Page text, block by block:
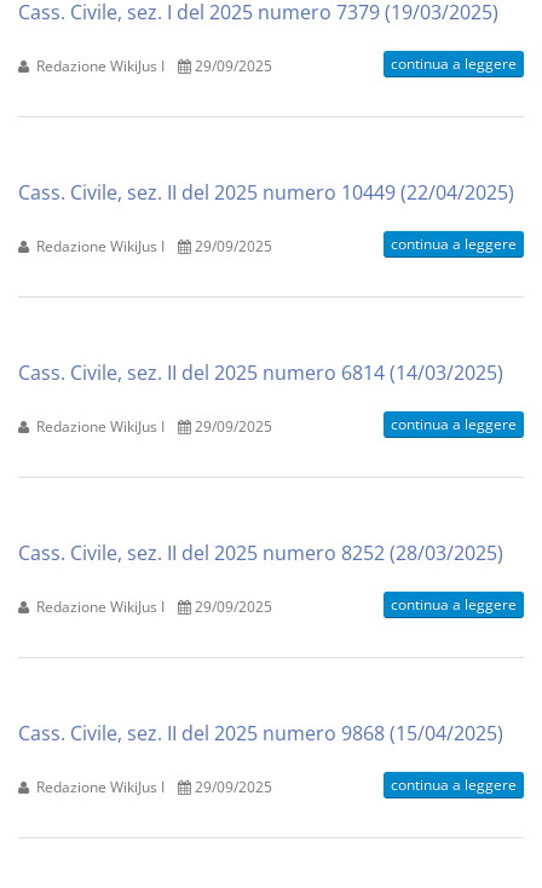
Cass. Civile, sez. I del 2025 numero 7379 (19/03/2025)
Redazione WikiJus I 29/09/2025 continua a leggere
Cass. Civile, sez. II del 2025 numero 10449 (22/04/2025)
Redazione WikiJus I 29/09/2025 continua a leggere
Cass. Civile, sez. II del 2025 numero 6814 (14/03/2025)
Redazione WikiJus I 29/09/2025 continua a leggere
Cass. Civile, sez. II del 2025 numero 8252 (28/03/2025)
Redazione WikiJus I 29/09/2025 continua a leggere
Cass. Civile, sez. II del 2025 numero 9868 (15/04/2025)
Redazione WikiJus I 29/09/2025 continua a leggere